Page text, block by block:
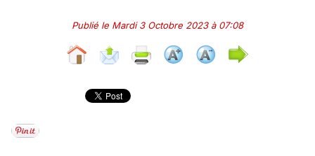
Publié le Mardi 3 Octobre 2023 à 07:08